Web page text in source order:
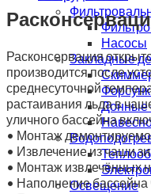
Насосы
Закладные
Донные
Освещение
Расконсервация
производится после
среднесуточной
растаивания льда в
уличного бассейна
• Монтаж
• Извлечение из чаши
• Монтаж извлечённых
• Наполнение бассейна